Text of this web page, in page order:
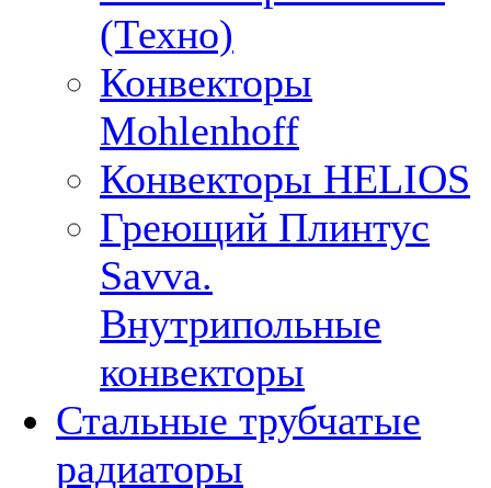
(Техно)
Конвекторы
Mohlenhoff
Конвекторы HELIOS
Греющий Плинтус
Savva.
Внутрипольные
конвекторы
Стальные трубчатые
радиаторы